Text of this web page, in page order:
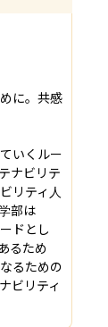
に。共感
いくルー
ナビリテ
リティ人
部は
ドとし
るため
るための
ビリティ